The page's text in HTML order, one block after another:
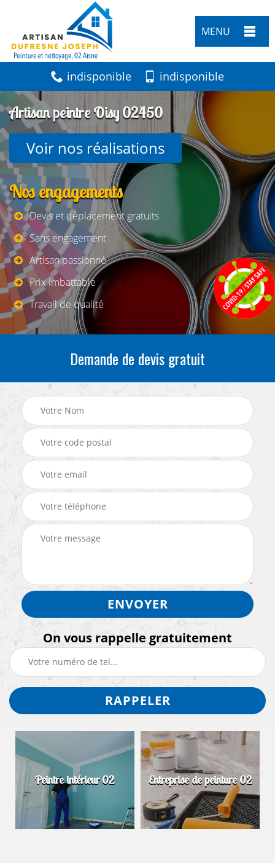
MENU
indisponible indisponible
Artisan peintre Oisy 02450
Voir nos réalisations
Nos engagements
Devis et déplacement gratuits
Sans engagement
Artisan passionné
Prix imbattable
Travail de qualité
Demande de devis gratuit
On vous rappelle gratuitement
Peintre intérieur 02 Entreprise de peinture 02